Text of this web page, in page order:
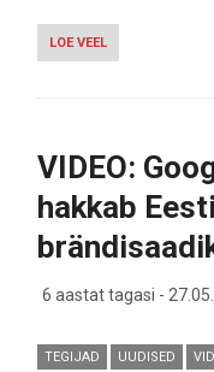
LOE VEEL
SONY
VIDEO:
hakkab
6 aastat tagasi -
TEGIJAD UUDISED